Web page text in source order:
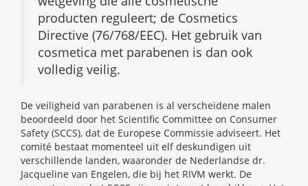
producten reguleert; de Cosmetics
Directive (76/768/EEC). Het gebruik van
cosmetica met parabenen is dan ook
volledig veilig.
De veiligheid van parabenen is al verscheidene malen
beoordeeld door het Scientific Committee on Consumer
Safety (SCCS), dat de Europese Commissie adviseert. Het
comité bestaat momenteel uit elf deskundigen uit
verschillende landen, waaronder de Nederlandse dr.
Jacqueline van Engelen, die bij het RIVM werkt. De